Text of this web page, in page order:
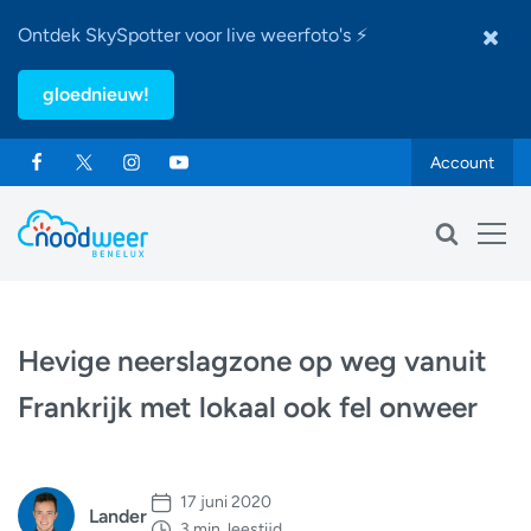
Ontdek SkySpotter voor live weerfoto's ⚡
gloednieuw!
Account
Hevige neerslagzone op weg vanuit
Frankrijk met lokaal ook fel onweer
Lander
17 juni 2020